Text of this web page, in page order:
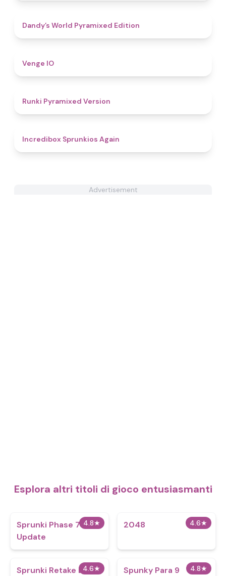
Dandy’s World Pyramixed Edition
Venge IO
Runki Pyramixed Version
Incredibox Sprunkios Again
Advertisement
Esplora altri titoli di gioco entusiasmanti
4.8★
Sprunki Phase 7 Big
Update
4.6★
2048
4.6★
Sprunki Retake Beat
4.8★
Spunky Para 9